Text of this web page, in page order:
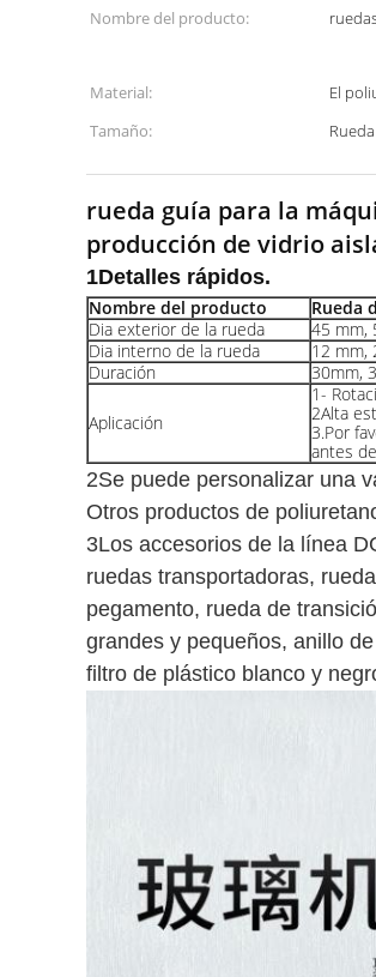
Nombre del producto:
Material:
El
Tamaño:
rueda guía para la
producción de vidrio
1Detalles rápidos.
Nombre del producto
Rueda
Dia exterior de la rueda
45 mm,
Dia interno de la rueda
12 mm,
Duración
30mm,
Aplicación
1-
2Alta
3.Por
antes
2Se puede personalizar una
Otros productos de
3Los accesorios de la línea
ruedas transportadoras,
pegamento, rueda de
grandes y pequeños, anillo
filtro de plástico blanco y